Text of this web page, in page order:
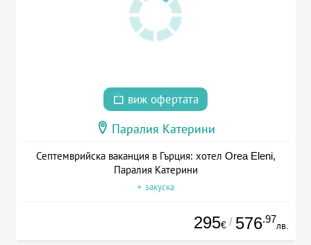
виж офертата
Паралия Катерини
Септемврийска ваканция в Гърция: хотел Orea Eleni,
Паралия Катерини
+ закуска
295€ / 576.97
лв.